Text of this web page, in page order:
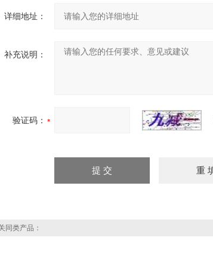
详细地址：
补充说明：
验证码：
类产品：